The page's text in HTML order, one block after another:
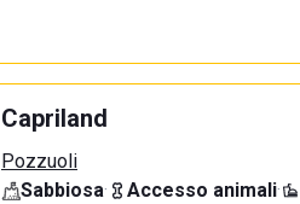
Capriland
Pozzuoli
Sabbiosa· Accesso animali·